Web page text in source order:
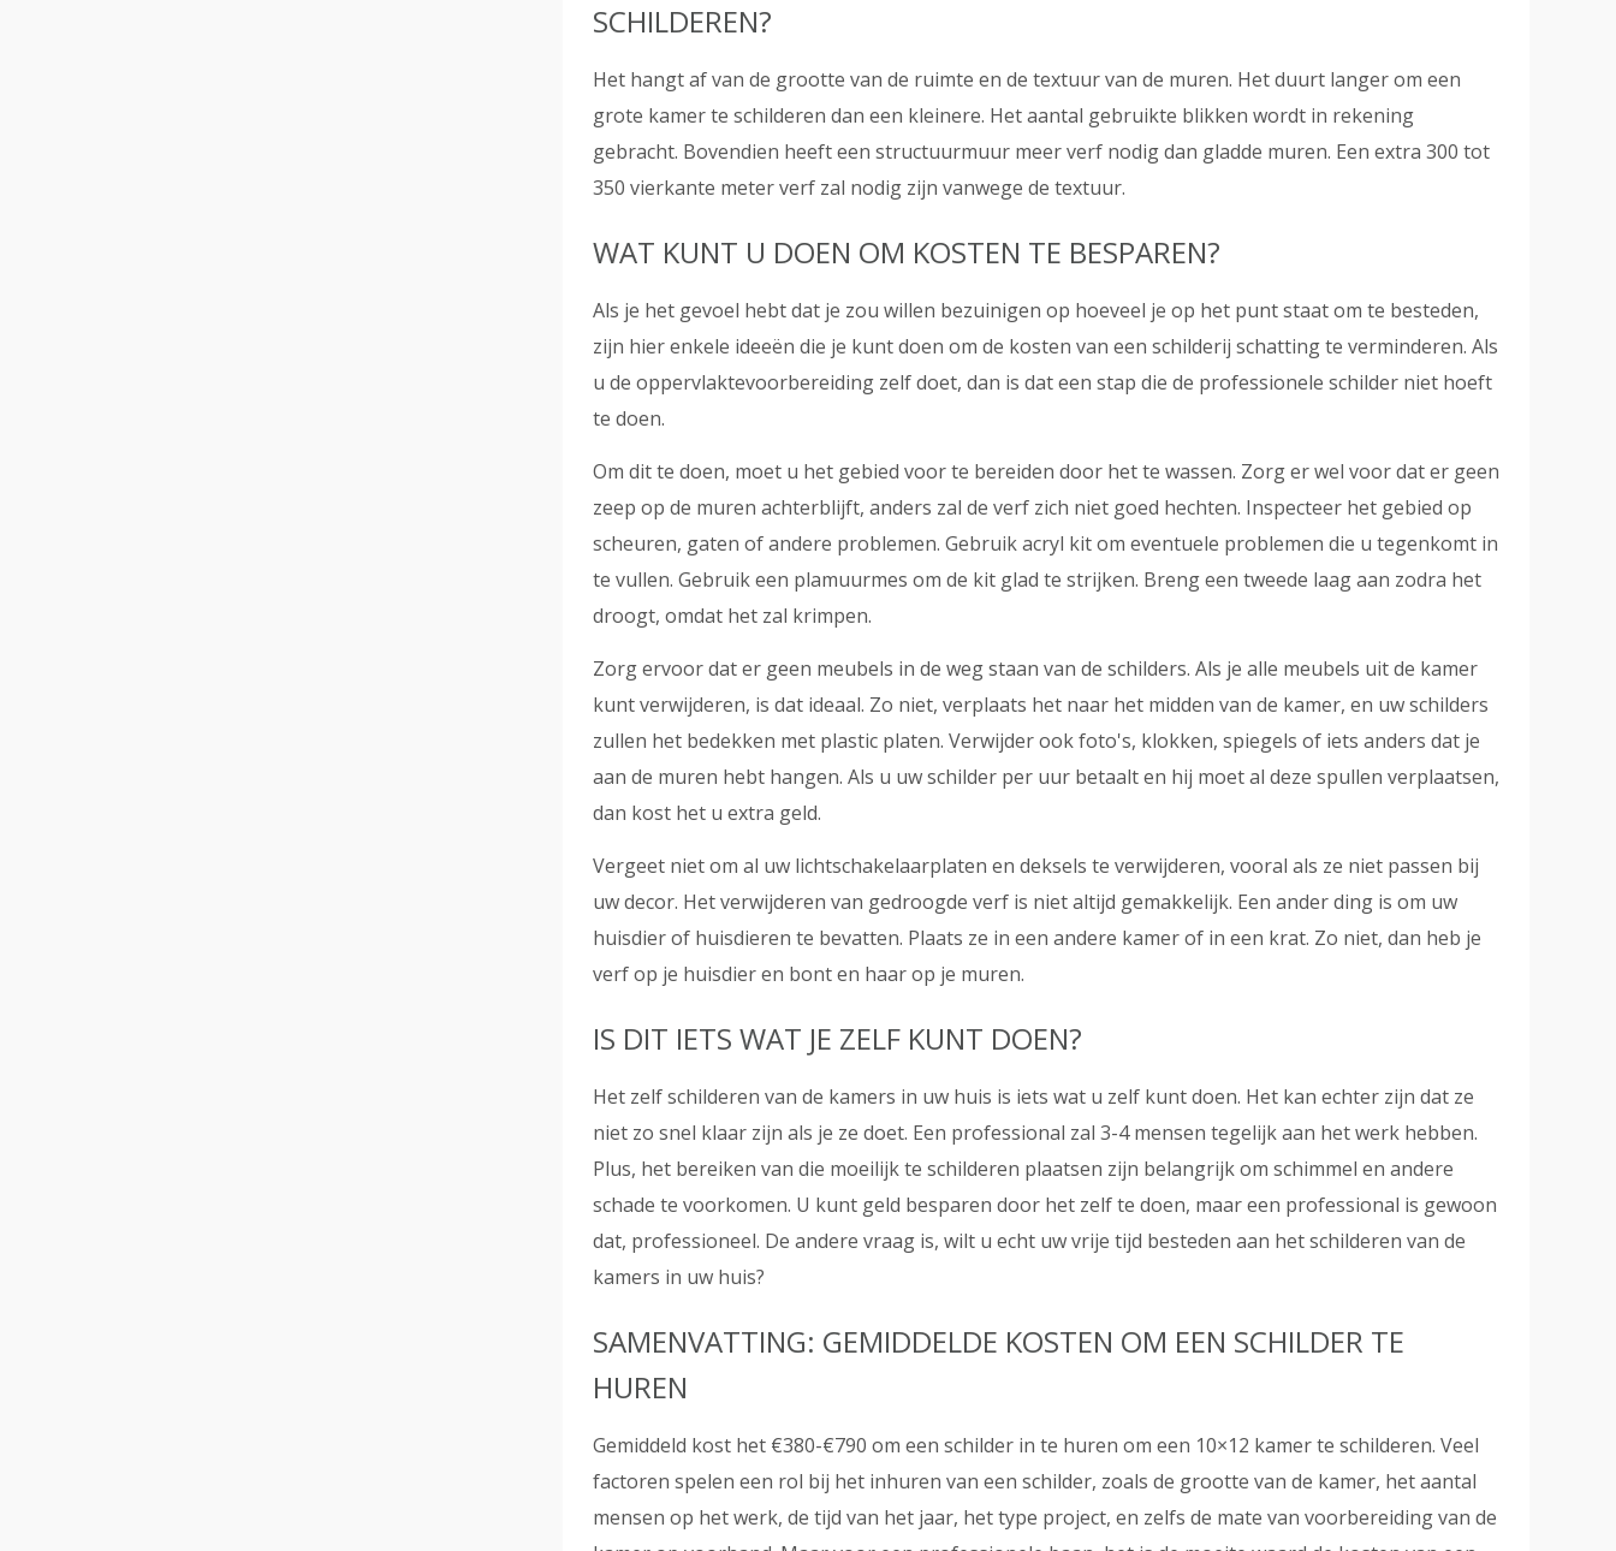
SCHILDEREN?
Het hangt af van de grootte van de ruimte en de textuur van de muren. Het duurt langer om een
grote kamer te schilderen dan een kleinere. Het aantal gebruikte blikken wordt in rekening
gebracht. Bovendien heeft een structuurmuur meer verf nodig dan gladde muren. Een extra 300 tot
350 vierkante meter verf zal nodig zijn vanwege de textuur.
WAT KUNT U DOEN OM KOSTEN TE BESPAREN?
Als je het gevoel hebt dat je zou willen bezuinigen op hoeveel je op het punt staat om te besteden,
zijn hier enkele ideeën die je kunt doen om de kosten van een schilderij schatting te verminderen. Als
u de oppervlaktevoorbereiding zelf doet, dan is dat een stap die de professionele schilder niet hoeft
te doen.
Om dit te doen, moet u het gebied voor te bereiden door het te wassen. Zorg er wel voor dat er geen
zeep op de muren achterblijft, anders zal de verf zich niet goed hechten. Inspecteer het gebied op
scheuren, gaten of andere problemen. Gebruik acryl kit om eventuele problemen die u tegenkomt in
te vullen. Gebruik een plamuurmes om de kit glad te strijken. Breng een tweede laag aan zodra het
droogt, omdat het zal krimpen.
Zorg ervoor dat er geen meubels in de weg staan van de schilders. Als je alle meubels uit de kamer
kunt verwijderen, is dat ideaal. Zo niet, verplaats het naar het midden van de kamer, en uw schilders
zullen het bedekken met plastic platen. Verwijder ook foto's, klokken, spiegels of iets anders dat je
aan de muren hebt hangen. Als u uw schilder per uur betaalt en hij moet al deze spullen verplaatsen,
dan kost het u extra geld.
Vergeet niet om al uw lichtschakelaarplaten en deksels te verwijderen, vooral als ze niet passen bij
uw decor. Het verwijderen van gedroogde verf is niet altijd gemakkelijk. Een ander ding is om uw
huisdier of huisdieren te bevatten. Plaats ze in een andere kamer of in een krat. Zo niet, dan heb je
verf op je huisdier en bont en haar op je muren.
IS DIT IETS WAT JE ZELF KUNT DOEN?
Het zelf schilderen van de kamers in uw huis is iets wat u zelf kunt doen. Het kan echter zijn dat ze
niet zo snel klaar zijn als je ze doet. Een professional zal 3-4 mensen tegelijk aan het werk hebben.
Plus, het bereiken van die moeilijk te schilderen plaatsen zijn belangrijk om schimmel en andere
schade te voorkomen. U kunt geld besparen door het zelf te doen, maar een professional is gewoon
dat, professioneel. De andere vraag is, wilt u echt uw vrije tijd besteden aan het schilderen van de
kamers in uw huis?
SAMENVATTING: GEMIDDELDE KOSTEN OM EEN SCHILDER TE
HUREN
Gemiddeld kost het €380-€790 om een schilder in te huren om een 10×12 kamer te schilderen. Veel
factoren spelen een rol bij het inhuren van een schilder, zoals de grootte van de kamer, het aantal
mensen op het werk, de tijd van het jaar, het type project, en zelfs de mate van voorbereiding van de